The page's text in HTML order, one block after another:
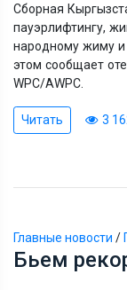
Сборная
пауэрлифтингу,
народному жиму
этом сообщает
WPC/AWPC.
Читать 3
Главные новости /
Бьем